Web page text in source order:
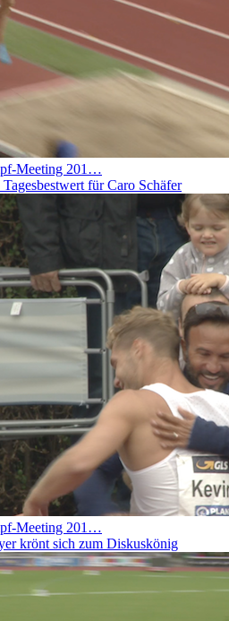
Meeting 201…
für Caro Schäfer
Meeting 201…
krönt sich zum Diskuskönig